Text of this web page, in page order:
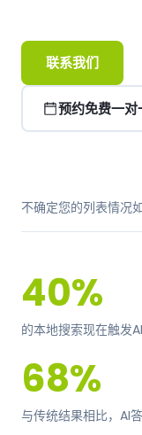
联系我们
预约免费一对
不确定您的列表情况
40%
的本地搜索现在触发
68%
与传统结果相比，AI